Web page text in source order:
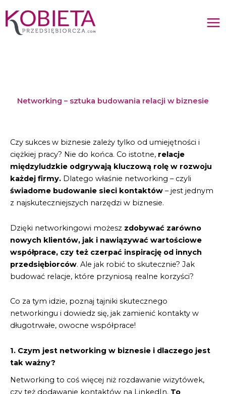
do
treści
Networking – sztuka budowania relacji w biznesie
Czy sukces w biznesie zależy tylko od umiejętności i
ciężkiej pracy? Nie do końca. Co istotne, relacje
międzyludzkie odgrywają kluczową rolę w rozwoju
każdej firmy. Dlatego właśnie networking – czyli
świadome budowanie sieci kontaktów – jest jednym
z najskuteczniejszych narzędzi w biznesie.
Dzięki networkingowi możesz zdobywać zarówno
nowych klientów, jak i nawiązywać wartościowe
współprace, czy też czerpać inspirację od innych
przedsiębiorców. Ale jak robić to skutecznie? Jak
budować relacje, które przyniosą realne korzyści?
Co za tym idzie, poznaj tajniki skutecznego
networkingu i dowiedz się, jak zamienić kontakty w
długotrwałe, owocne współprace!
1. Czym jest networking w biznesie i dlaczego jest
tak ważny?
Networking to coś więcej niż rozdawanie wizytówek,
czy też dodawanie kontaktów na LinkedIn. To